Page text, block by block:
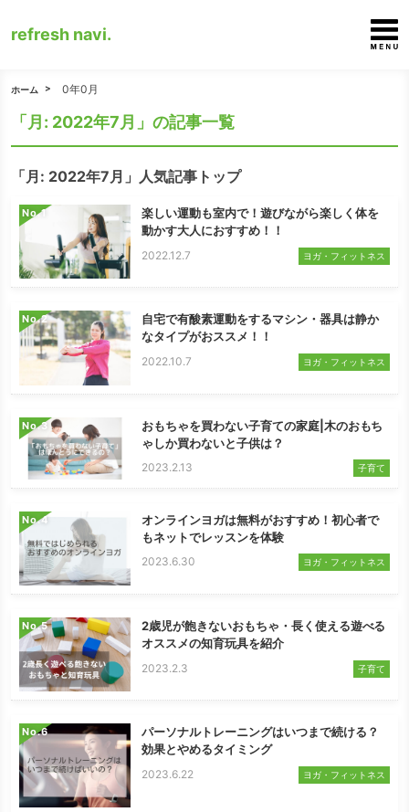
refresh navi.
ホーム 0年0月
「月: 2022年7月 」の記事一覧
「月: 2022年7月 」人気記事トップ
No.
楽しい運動も室内で！遊びながら楽しく体を
動かす大人におすすめ！！
2022.12.7 ヨガ・フィットネス
No.
自宅で有酸素運動をするマシン・器具は静か
なタイプがおススメ！！
2022.10.7 ヨガ・フィットネス
No.
おもちゃを買わない子育ての家庭|木のおもち
ゃしか買わないと子供は？
2023.2.13 子育て
No.
オンラインヨガは無料がおすすめ！初心者で
もネットでレッスンを体験
2023.6.30 ヨガ・フィットネス
No.
2歳児が飽きないおもちゃ・長く使える遊べる
オススメの知育玩具を紹介
2023.2.3 子育て
No.
パーソナルトレーニングはいつまで続ける？
効果とやめるタイミング
2023.6.22 ヨガ・フィットネス